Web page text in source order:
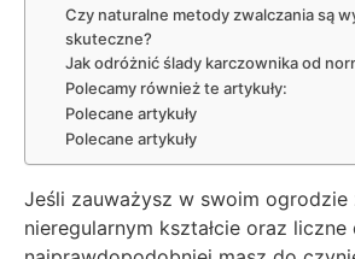
Czy naturalne metody zwalczania są
skuteczne?
Jak odróżnić ślady karczownika od
Polecamy również te artykuły:
Polecane artykuły
Polecane artykuły
Jeśli zauważysz w swoim ogrodzie
nieregularnym kształcie oraz